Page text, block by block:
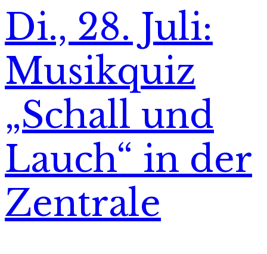
Di., 28. Juli:
Musikquiz
„Schall und
Lauch“ in der
Zentrale